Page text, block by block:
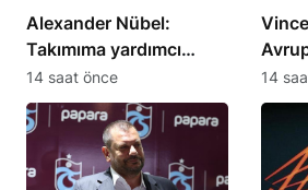
Alexander Nübel:
Takımıma yardımcı
olmak için elimden
geleni yapacağım
14 saat önce 14